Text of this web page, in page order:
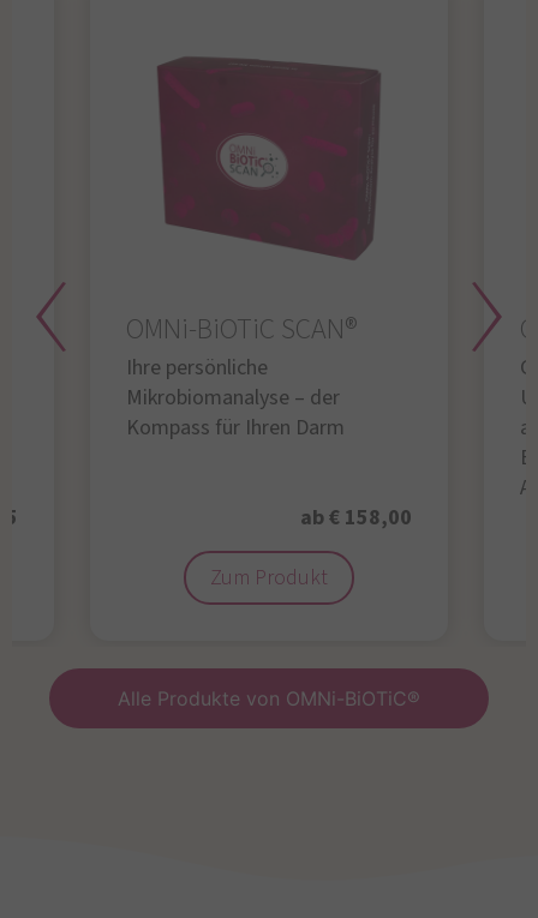
OMNi-BiOTiC SCAN®
Ihre persönliche
Mikrobiomanalyse – der
Kompass für Ihren Darm
ab € 158,00
Zum Produkt
Alle Produkte von OMNi-BiOTiC®